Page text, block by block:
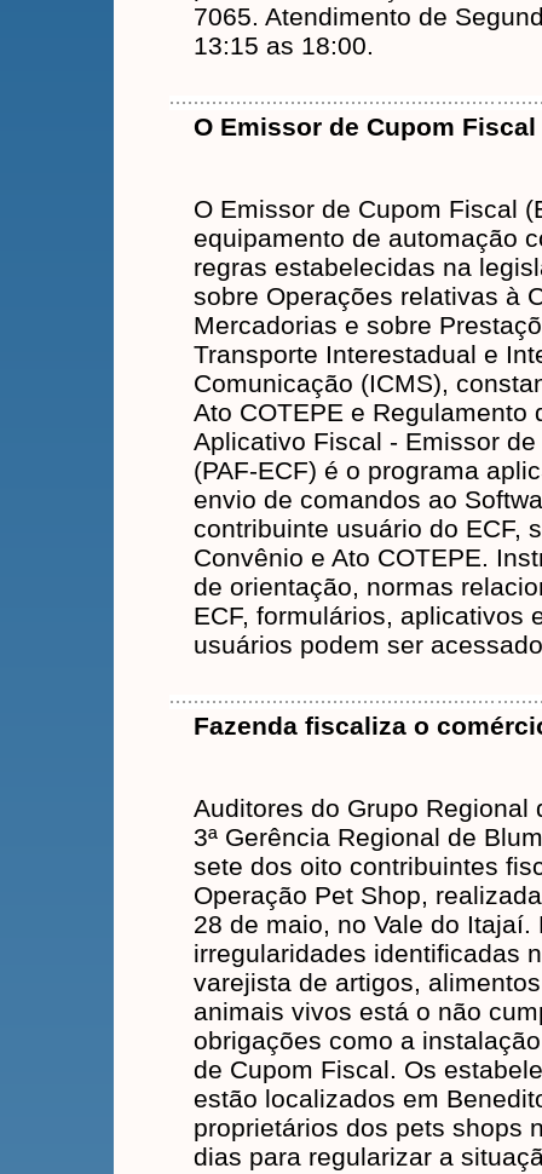
7065. Atendimento de
13:15 as 18:00.
O Emissor de Cupom Fiscal
O Emissor de Cupom Fiscal
equipamento de automação
regras estabelecidas na
sobre Operações relativas à
Mercadorias e sobre
Transporte Interestadual e
Comunicação (ICMS),
Ato COTEPE e Regulamento
Aplicativo Fiscal - Emissor
(PAF-ECF) é o programa
envio de comandos ao
contribuinte usuário do ECF,
Convênio e Ato COTEPE.
de orientação, normas
ECF, formulários, aplicativos
usuários podem ser
Fazenda fiscaliza o
Auditores do Grupo Regional
3ª Gerência Regional de
sete dos oito contribuintes
Operação Pet Shop,
28 de maio, no Vale do Itajaí.
irregularidades identificadas
varejista de artigos,
animais vivos está o não
obrigações como a
de Cupom Fiscal. Os
estão localizados em
proprietários dos pets shops
dias para regularizar a